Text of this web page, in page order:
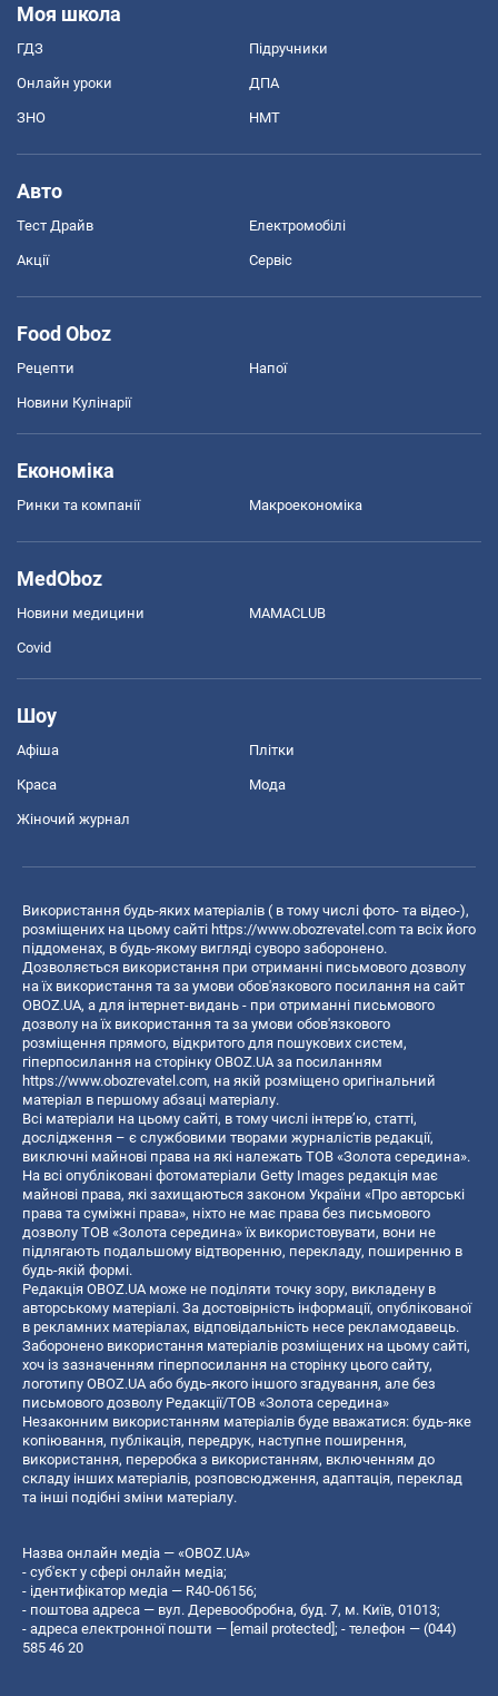
Моя школа
ГДЗ Підручники
Онлайн уроки ДПА
ЗНО НМТ
Авто
Тест Драйв Електромобілі
Акції Сервіс
Food Oboz
Рецепти Напої
Новини Кулінарії
Економіка
Ринки та компанії Макроекономіка
MedOboz
Новини медицини MAMACLUB
Covid
Шоу
Афіша Плітки
Краса Мода
Жіночий журнал
Використання будь-яких матеріалів ( в тому числі фото- та відео-),
розміщених на цьому сайті https://www.obozrevatel.com та всіх його
піддоменах, в будь-якому вигляді суворо заборонено.
Дозволяється використання при отриманні письмового дозволу
на їх використання та за умови обов'язкового посилання на сайт
OBOZ.UA, а для інтернет-видань - при отриманні письмового
дозволу на їх використання та за умови обов'язкового
розміщення прямого, відкритого для пошукових систем,
гіперпосилання на сторінку OBOZ.UA за посиланням
https://www.obozrevatel.com, на якій розміщено оригінальний
матеріал в першому абзаці матеріалу.
Всі матеріали на цьому сайті, в тому числі інтерв’ю, статті,
дослідження – є службовими творами журналістів редакції,
виключні майнові права на які належать ТОВ «Золота середина».
На всі опубліковані фотоматеріали Getty Images редакція має
майнові права, які захищаються законом України «Про авторські
права та суміжні права», ніхто не має права без письмового
дозволу ТОВ «Золота середина» їх використовувати, вони не
підлягають подальшому відтворенню, перекладу, поширенню в
будь-якій формі.
Редакція OBOZ.UA може не поділяти точку зору, викладену в
авторському матеріалі. За достовірність інформації, опублікованої
в рекламних матеріалах, відповідальність несе рекламодавець.
Заборонено використання матеріалів розміщених на цьому сайті,
хоч із зазначенням гіперпосилання на сторінку цього сайту,
логотипу OBOZ.UA або будь-якого іншого згадування, але без
письмового дозволу Редакції/ТОВ «Золота середина»
Незаконним використанням матеріалів буде вважатися: будь-яке
копiювання, публiкацiя, передрук, наступне поширення,
використання, переробка з використанням, включенням до
складу інших матеріалів, розповсюдження, адаптація, переклад
та інші подібні зміни матеріалу.
Назва онлайн медіа — «OBOZ.UA»
- суб'єкт у сфері онлайн медіа;
- ідентифікатор медіа — R40-06156;
- поштова адреса — вул. Деревообробна, буд. 7, м. Київ, 01013;
- адреса електронної пошти — [email protected]; - телефон — (044)
585 46 20